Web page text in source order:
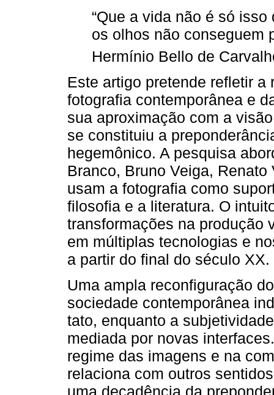
“Que a vida não é só
os olhos não conseguem
Hermínio Bello de
Este artigo pretende refletir
fotografia contemporânea e
sua aproximação com a
se constituiu a
hegemônico. A pesquisa
Branco, Bruno Veiga,
usam a fotografia como
filosofia e a literatura. O
transformações na produção
em múltiplas tecnologias e
a partir do final do século XX.
Uma ampla reconfiguração
sociedade contemporânea
tato, enquanto a
mediada por novas
regime das imagens e na
relaciona com outros